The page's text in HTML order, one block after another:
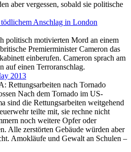
aber vergessen, sobald sie politische
Anschlag in London
politisch motivierten Mord an einem
Premierminister Cameron das
einberufen. Cameron sprach am
auf einen Terroranschlag.
2013
Rettungsarbeiten nach Tornado
Nach dem Tornado im US-
sind die Rettungsarbeiten weitgehend
teilte mit, sie rechne nicht
noch weitere Opfer oder
Alle zerstörten Gebäude würden aber
Amokläufe und Gewalt an Schulen –